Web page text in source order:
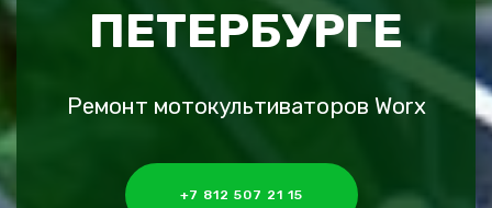
ПЕТЕРБУРГЕ
Ремонт мотокультиваторов Worx
+7 812 507 21 15